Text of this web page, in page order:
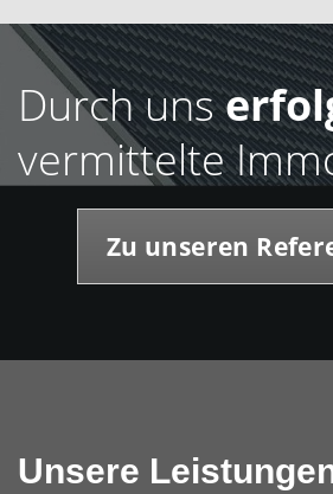
Durch uns
vermittelte
Zu unseren
Unsere